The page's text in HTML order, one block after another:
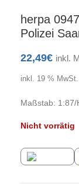
herpa
Polizei
22,49€ inkl.
inkl. 19 % MwSt.
Maßstab: 1:87/
Nicht vorrätig